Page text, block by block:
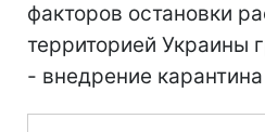
факторов остановки
территорией Украины
- внедрение